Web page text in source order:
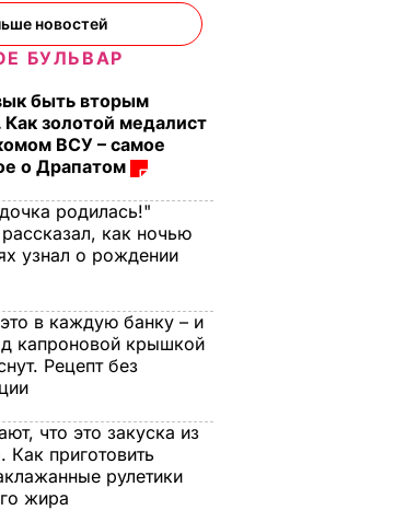
"Димка был вроде
нормальный, пока не
попали снимки
Кабаевой с
Медведевым
7 августа, 20.39
новостей
БУЛЬВАР
быть вторым
золотой медалист
ВСУ – самое
о Драпатом
родилась!"
как ночью
узнал о рождении
в каждую банку – и
капроновой крышкой
Рецепт без
что это закуска из
Как приготовить
рулетики
жира